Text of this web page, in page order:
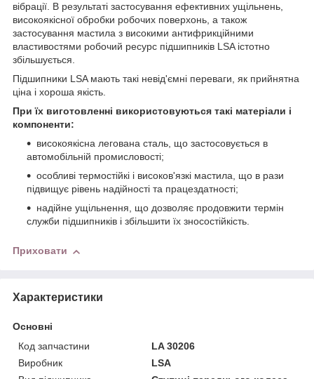
вібрації. В результаті застосування ефективних ущільнень,
високоякісної обробки робочих поверхонь, а також
застосування мастила з високими антифрикційними
властивостями робочий ресурс підшипників LSA істотно
збільшується.
Підшипники LSA мають такі невід'ємні переваги, як прийнятна
ціна і хороша якість.
При їх виготовленні використовуються такі матеріали і
компоненти:
високоякісна легована сталь, що застосовується в
автомобільній промисловості;
особливі термостійкі і високов'язкі мастила, що в рази
підвищує рівень надійності та працездатності;
надійне ущільнення, що дозволяє продовжити термін
служби підшипників і збільшити їх зносостійкість.
Приховати
Характеристики
Основні
Код запчастини
LA 30206
Виробник
LSA